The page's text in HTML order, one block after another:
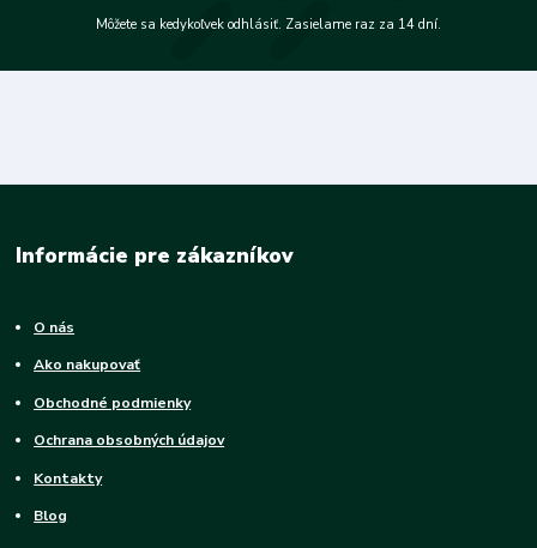
Môžete sa kedykoľvek odhlásiť. Zasielame raz za 14 dní.
Informácie pre zákazníkov
O nás
Ako nakupovať
Obchodné podmienky
Ochrana obsobných údajov
Kontakty
Blog